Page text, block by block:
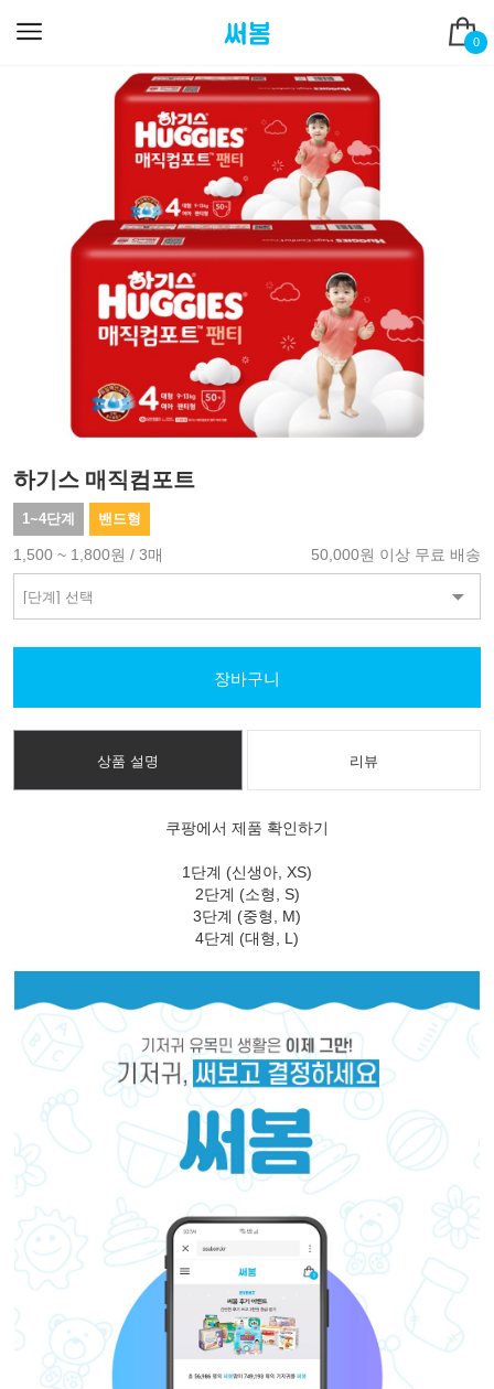
0
하기스 매직컴포트
1~4단계 밴드형
1,500 ~ 1,800원 / 3매 50,000원 이상 무료 배송
장바구니
상품 설명 리뷰
쿠팡에서 제품 확인하기
1단계 (신생아, XS)
2단계 (소형, S)
3단계 (중형, M)
4단계 (대형, L)